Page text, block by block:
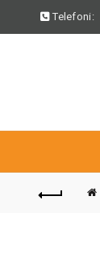
Telefoni: